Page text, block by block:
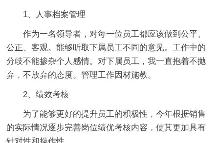
1、人事档案管理
作为一名领导者，对每一位员工都应该做到公平、
公正、客观。能够听取下属员工不同的意见。工作中的
分歧不能掺杂个人感情。对下属员工，我一直抱着不抛
弃，不放弃的态度。管理工作因材施教。
2、绩效考核
为了能够更好的提升员工的积极性，今年根据销售
的实际情况逐步完善岗位绩优考核内容，使其更加具有